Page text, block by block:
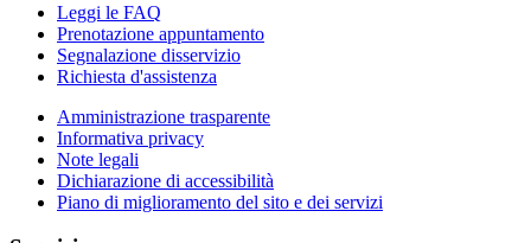
Leggi le FAQ
Prenotazione appuntamento
Segnalazione disservizio
Richiesta d'assistenza
Amministrazione trasparente
Informativa privacy
Note legali
Dichiarazione di accessibilità
Piano di miglioramento del sito e dei servizi